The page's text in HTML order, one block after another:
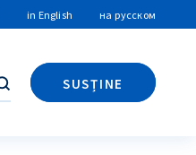
in English на русском
Caută
SUSȚINE
Caută